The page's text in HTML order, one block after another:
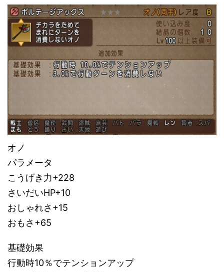
オノ
パラメータ
こうげき力+228
さいだいHP+10
おしゃれさ+15
おもさ+65
基礎効果
行動時10％でテンションアップ